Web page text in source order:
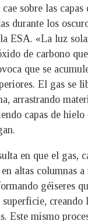
sobre las
durante los
ESA. «La luz
de carbono
que se
El gas se
arrastrando
capas de hielo
en que el gas,
altas columnas a
géiseres
creando
Este mismo